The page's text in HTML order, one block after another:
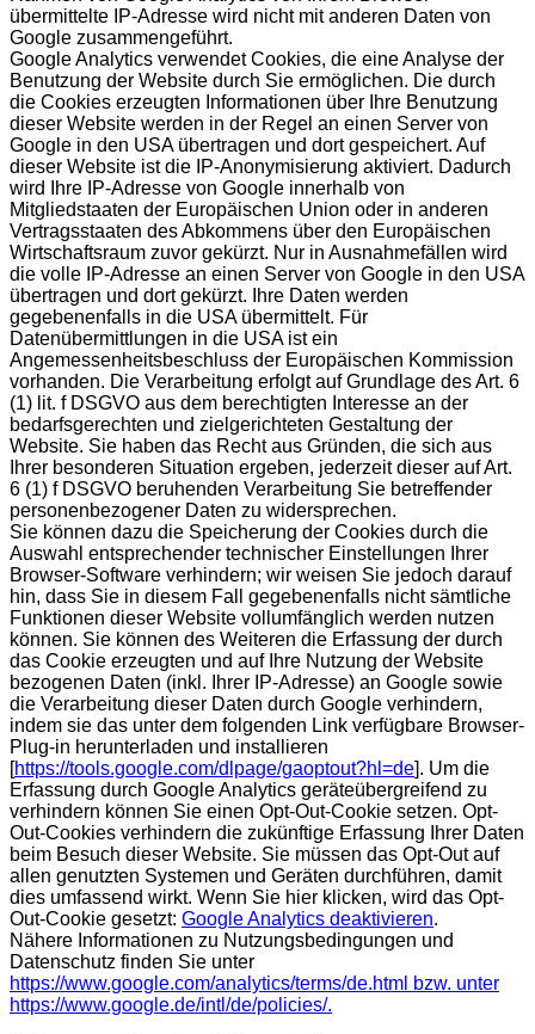
übermittelte IP-Adresse wird nicht mit anderen Daten von
Google zusammengeführt.
Google Analytics verwendet Cookies, die eine Analyse der
Benutzung der Website durch Sie ermöglichen. Die durch
die Cookies erzeugten Informationen über Ihre Benutzung
dieser Website werden in der Regel an einen Server von
Google in den USA übertragen und dort gespeichert. Auf
dieser Website ist die IP-Anonymisierung aktiviert. Dadurch
wird Ihre IP-Adresse von Google innerhalb von
Mitgliedstaaten der Europäischen Union oder in anderen
Vertragsstaaten des Abkommens über den Europäischen
Wirtschaftsraum zuvor gekürzt. Nur in Ausnahmefällen wird
die volle IP-Adresse an einen Server von Google in den USA
übertragen und dort gekürzt. Ihre Daten werden
gegebenenfalls in die USA übermittelt. Für
Datenübermittlungen in die USA ist ein
Angemessenheitsbeschluss der Europäischen Kommission
vorhanden. Die Verarbeitung erfolgt auf Grundlage des Art. 6
(1) lit. f DSGVO aus dem berechtigten Interesse an der
bedarfsgerechten und zielgerichteten Gestaltung der
Website. Sie haben das Recht aus Gründen, die sich aus
Ihrer besonderen Situation ergeben, jederzeit dieser auf Art.
6 (1) f DSGVO beruhenden Verarbeitung Sie betreffender
personenbezogener Daten zu widersprechen.
Sie können dazu die Speicherung der Cookies durch die
Auswahl entsprechender technischer Einstellungen Ihrer
Browser-Software verhindern; wir weisen Sie jedoch darauf
hin, dass Sie in diesem Fall gegebenenfalls nicht sämtliche
Funktionen dieser Website vollumfänglich werden nutzen
können. Sie können des Weiteren die Erfassung der durch
das Cookie erzeugten und auf Ihre Nutzung der Website
bezogenen Daten (inkl. Ihrer IP-Adresse) an Google sowie
die Verarbeitung dieser Daten durch Google verhindern,
indem sie das unter dem folgenden Link verfügbare Browser-
Plug-in herunterladen und installieren
[https://tools.google.com/dlpage/gaoptout?hl=de]. Um die
Erfassung durch Google Analytics geräteübergreifend zu
verhindern können Sie einen Opt-Out-Cookie setzen. Opt-
Out-Cookies verhindern die zukünftige Erfassung Ihrer Daten
beim Besuch dieser Website. Sie müssen das Opt-Out auf
allen genutzten Systemen und Geräten durchführen, damit
dies umfassend wirkt. Wenn Sie hier klicken, wird das Opt-
Out-Cookie gesetzt: Google Analytics deaktivieren.
Nähere Informationen zu Nutzungsbedingungen und
Datenschutz finden Sie unter
https://www.google.com/analytics/terms/de.html bzw. unter
https://www.google.de/intl/de/policies/.